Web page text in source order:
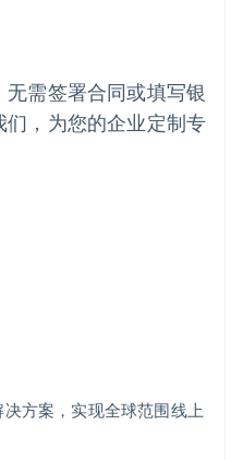
需签署合同或填写银
，为您的企业定制专
方案，实现全球范围线上